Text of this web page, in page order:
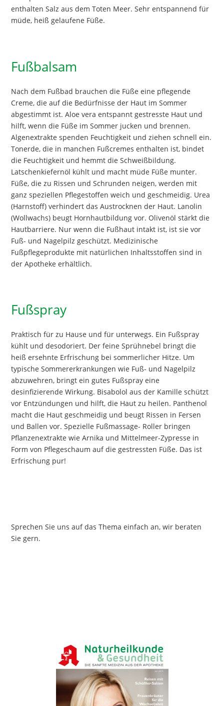
enthalten Salz aus dem Toten Meer. Sehr entspannend für
müde, heiß gelaufene Füße.
Fußbalsam
Nach dem Fußbad brauchen die Füße eine pflegende
Creme, die auf die Bedürfnisse der Haut im Sommer
abgestimmt ist. Aloe vera entspannt gestresste Haut und
hilft, wenn die Füße im Sommer jucken und brennen.
Algenextrakte spenden Feuchtigkeit und ziehen schnell ein.
Tonerde, die in manchen Fußcremes enthalten ist, bindet
die Feuchtigkeit und hemmt die Schweißbildung.
Latschenkiefernöl kühlt und macht müde Füße munter.
Füße, die zu Rissen und Schrunden neigen, werden mit
ganz speziellen Pflegestoffen weich und geschmeidig. Urea
(Harnstoff) verhindert das Austrocknen der Haut. Lanolin
(Wollwachs) beugt Hornhautbildung vor. Olivenöl stärkt die
Hautbarriere. Nur wenn die Fußhaut intakt ist, ist sie vor
Fuß- und Nagelpilz geschützt. Medizinische
Fußpflegeprodukte mit natürlichen Inhaltsstoffen sind in
der Apotheke erhältlich.
Fußspray
Praktisch für zu Hause und für unterwegs. Ein Fußspray
kühlt und desodoriert. Der feine Sprühnebel bringt die
heiß ersehnte Erfrischung bei sommerlicher Hitze. Um
typische Sommererkrankungen wie Fuß- und Nagelpilz
abzuwehren, bringt ein gutes Fußspray eine
desinfizierende Wirkung. Bisabolol aus der Kamille schützt
vor Entzündungen und hilft, die Haut zu heilen. Panthenol
macht die Haut geschmeidig und beugt Rissen in Fersen
und Ballen vor. Spezielle Fußmassage- Roller bringen
Pflanzenextrakte wie Arnika und Mittelmeer-Zypresse in
Form von Pflegeschaum auf die gestressten Füße. Das ist
Erfrischung pur!
Sprechen Sie uns auf das Thema einfach an, wir beraten
Sie gern.